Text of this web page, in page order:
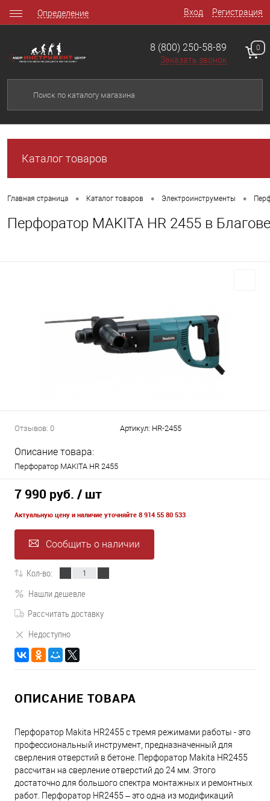
Вход Регистрация
Определение
8 (800) 250-58-89
Заказать звонок
0
Каталог товаров
Главная страница • Каталог товаров • Электроинструменты •
Перфоратор MAKITA HR 2455 в
Отзывов: 0 Артикул: HR-2455
Описание товара:
Перфоратор MAKITA HR 2455
7 990 руб. / шт
Актуальную цену и наличие уточняйте 8 914 55 80 533
Сообщить о наличии
Кол-во:
Нашли дешевле
Рассчитать доставку
Недоступно
ОПИСАНИЕ ТОВАРА
Перфоратор Makita HR2455 с тремя режимами работы - это
профессиональный инструмент, предназначенный для
сверления отверстий в бетоне. Перфоратор Makita HR2455
рассчитан на сверление отверстий до 24 мм. Этого
достаточно для большого спектра монтажных и ремонтных
работ. Перфоратор HR2455 – это одна из модификаций